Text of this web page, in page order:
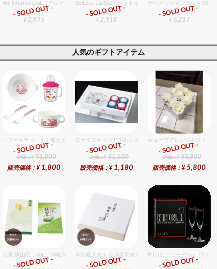
Arc InternationaL（アルク・インターナショナル） ロンシャン ショット45 6個入りセット
グラスバリエ
¥ 2,975
- SOLD OUT -
StoLzLe LauSitz（シュトルツル ラウンジッツ） スペシャ
グラスバリエ
¥ 2,918
- SOLD OUT -
ディメンションカット 09
グラスバリエ
¥ 6,217
- SOLD OUT -
人気のギフトアイテム
ハローキティ！すぐ使えるおめでとうセット（女の子用） セット販売商品です。
ギフト
定価：¥ ¥1,800
販売価格：¥ 1,800
- SOLD OUT -
ロータスキャンドルホルダーギフトセット
ギフト
定価：¥ ¥1,500
販売価格：¥ 1,180
- SOLD OUT -
キューブアレンジギフト
ギフト
定価：¥ ¥6,800
販売価格：¥ 5,800
- SOLD OUT -
お茶 狭山茶 40g 50箱入セット
ギフト
- SOLD OUT -
今治産タオル 今治産羽衣ギフトバスタオル 24個入セット
ギフト
- SOLD OUT -
RIEDEL（リーデル） ヴィ
ギフト
- SOLD OUT -